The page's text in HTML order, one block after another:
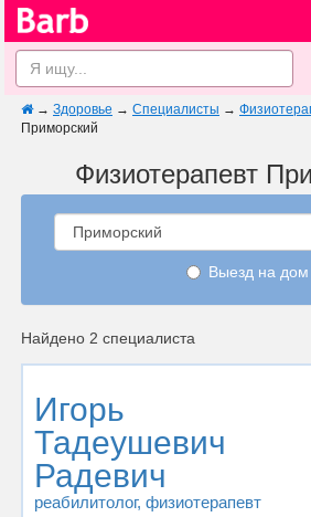
→ Здоровье → Специалисты →
Приморский
Физиотерапевт
Выезд на дом
Найдено 2 специалиста
Игорь
Тадеушевич
Радевич
реабилитолог, физиотерапевт